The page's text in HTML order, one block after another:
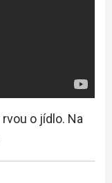
rvou o jídlo. Na